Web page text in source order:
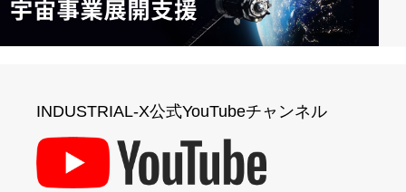
INDUSTRIAL-X公式YouTubeチャンネル